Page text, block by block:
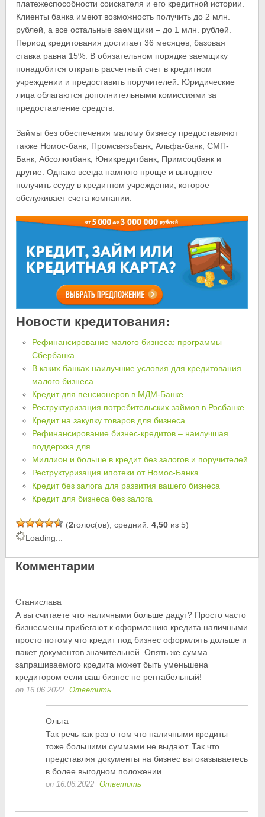
платежеспособности соискателя и его кредитной истории.
Клиенты банка имеют возможность получить до 2 млн.
рублей, а все остальные заемщики – до 1 млн. рублей.
Период кредитования достигает 36 месяцев, базовая
ставка равна 15%. В обязательном порядке заемщику
понадобится открыть расчетный счет в кредитном
учреждении и предоставить поручителей. Юридические
лица облагаются дополнительными комиссиями за
предоставление средств.
Займы без обеспечения малому бизнесу предоставляют
также Номос-банк, Промсвязьбанк, Альфа-банк, СМП-
Банк, Абсолютбанк, Юникредитбанк, Примсоцбанк и
другие. Однако всегда намного проще и выгоднее
получить ссуду в кредитном учреждении, которое
обслуживает счета компании.
Новости кредитования:
Рефинансирование малого бизнеса: программы
Сбербанка
В каких банках наилучшие условия для кредитования
малого бизнеса
Кредит для пенсионеров в МДМ-Банке
Реструктуризация потребительских займов в Росбанке
Кредит на закупку товаров для бизнеса
Рефинансирование бизнес-кредитов – наилучшая
поддержка для…
Миллион и больше в кредит без залогов и поручителей
Реструктуризация ипотеки от Номос-Банка
Кредит без залога для развития вашего бизнеса
Кредит для бизнеса без залога
(2голос(ов), средний:4,50 из 5)
Loading...
Комментарии
Станислава
А вы считаете что наличными больше дадут? Просто часто
бизнесмены прибегают к оформлению кредита наличными
просто потому что кредит под бизнес оформлять дольше и
пакет документов значительней. Опять же сумма
запрашиваемого кредита может быть уменьшена
кредитором если ваш бизнес не рентабельный!
on 16.06.2022 Ответить
Ольга
Так речь как раз о том что наличными кредиты
тоже большими суммами не выдают. Так что
представляя документы на бизнес вы оказываетесь
в более выгодном положении.
on 16.06.2022 Ответить